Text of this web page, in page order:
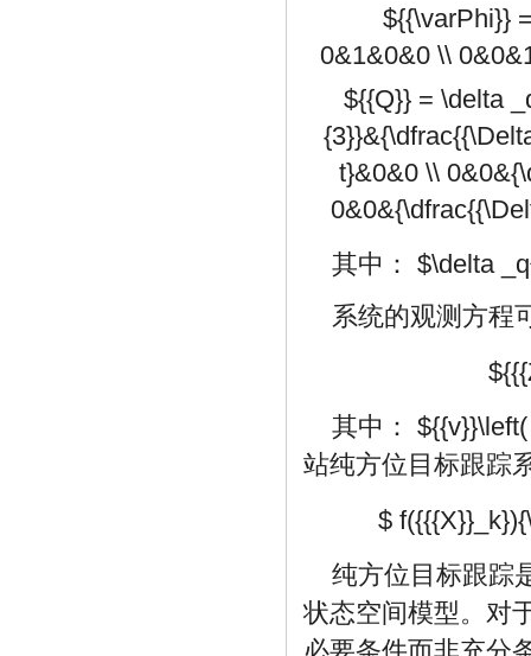
${{\varPhi}}
0&1&0&0 \\
${{Q}} = \delta
t}&0&0 \\
其中： $\delta
系统的观测方程
其中：
站纯方位目标跟踪
$
纯方位目标跟踪
状态空间模型。对